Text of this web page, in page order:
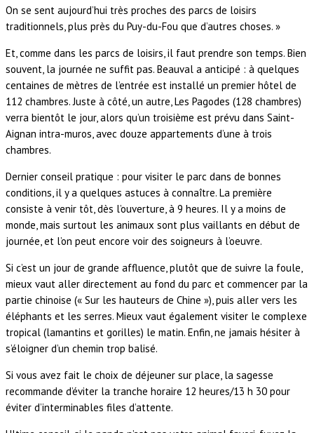
On se sent aujourd’hui très proches des parcs de loisirs
traditionnels, plus près du Puy-du-Fou que d’autres choses. »
Et, comme dans les parcs de loisirs, il faut prendre son temps. Bien
souvent, la journée ne suffit pas. Beauval a anticipé : à quelques
centaines de mètres de l’entrée est installé un premier hôtel de
112 chambres. Juste à côté, un autre, Les Pagodes (128 chambres)
verra bientôt le jour, alors qu’un troisième est prévu dans Saint-
Aignan intra-muros, avec douze appartements d’une à trois
chambres.
Dernier conseil pratique : pour visiter le parc dans de bonnes
conditions, il y a quelques astuces à connaître. La première
consiste à venir tôt, dès l’ouverture, à 9 heures. Il y a moins de
monde, mais surtout les animaux sont plus vaillants en début de
journée, et l’on peut encore voir des soigneurs à l’oeuvre.
Si c’est un jour de grande affluence, plutôt que de suivre la foule,
mieux vaut aller directement au fond du parc et commencer par la
partie chinoise (« Sur les hauteurs de Chine »), puis aller vers les
éléphants et les serres. Mieux vaut également visiter le complexe
tropical (lamantins et gorilles) le matin. Enfin, ne jamais hésiter à
s’éloigner d’un chemin trop balisé.
Si vous avez fait le choix de déjeuner sur place, la sagesse
recommande d’éviter la tranche horaire 12 heures/13 h 30 pour
éviter d’interminables files d’attente.